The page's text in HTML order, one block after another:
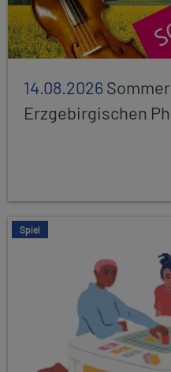
14.08.2026
Erzgebirgischen
Spiel